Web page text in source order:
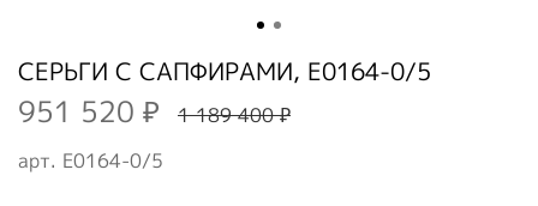
арт. E0164-0/5
СЕРЬГИ С САПФИРАМИ, E0164-0/5
951 520 ₽ 1 189 400 ₽